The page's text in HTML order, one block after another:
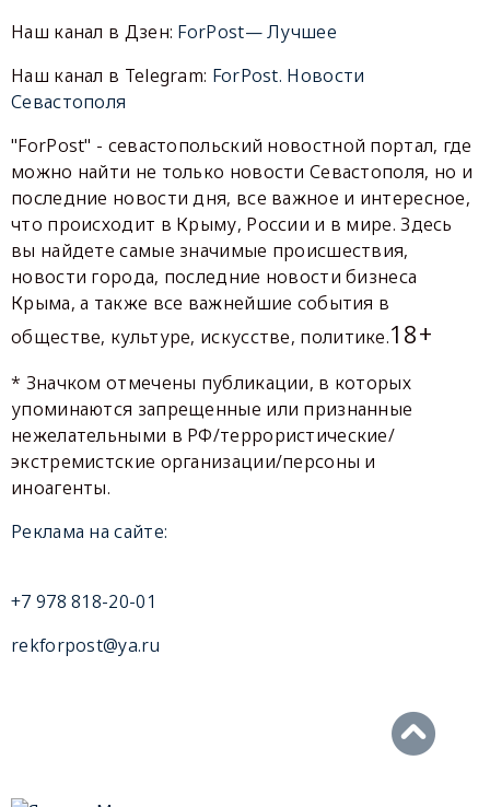
Наш канал в Дзен: ForPost— Лучшее
Наш канал в Telegram: ForPost. Новости
Севастополя
"ForPost" - севастопольский новостной портал, где
можно найти не только новости Севастополя, но и
последние новости дня, все важное и интересное,
что происходит в Крыму, России и в мире. Здесь
вы найдете самые значимые происшествия,
новости города, последние новости бизнеса
Крыма, а также все важнейшие события в
обществе, культуре, искусстве, политике.18+
* Значком отмечены публикации, в которых
упоминаются запрещенные или признанные
нежелательными в РФ/террористические/
экстремистские организации/персоны и
иноагенты.
Реклама на сайте:
+7 978 818-20-01
rekforpost@ya.ru